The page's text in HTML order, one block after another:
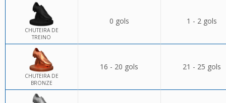
CHUTEIRA DE
TREINO
0 gols 1 - 2 gols
CHUTEIRA DE
BRONZE
16 - 20 gols 21 - 25 gols